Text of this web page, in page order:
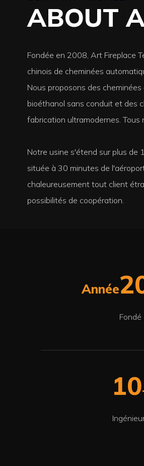
ABOUT
Fondée en 2008, Art Fireplace
chinois de cheminées
Nous proposons des
bioéthanol sans conduit et des
fabrication ultramodernes. Tous
Notre usine s'étend sur plus de
située à 30 minutes de
chaleureusement tout client
possibilités de coopération.
Année
Fondé
10